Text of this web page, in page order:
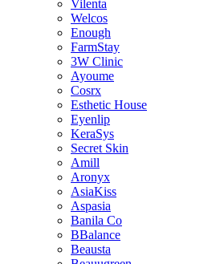
Vilenta
Welcos
Enough
FarmStay
3W Clinic
Ayoume
Cosrx
Esthetic House
Eyenlip
KeraSys
Secret Skin
Amill
Aronyx
AsiaKiss
Aspasia
Banila Co
BBalance
Beausta